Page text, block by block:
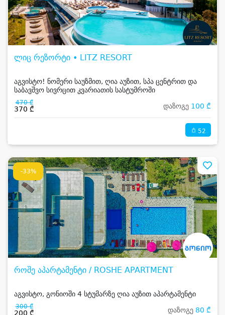
ლიც რეზორტი • LITZ RESORT
აგვისტო! ნომერი საუზმით, ღია აუზით, სპა ცენტრით და
საბავშვო სივრცით კვარიათის სასტუმროში
470 ₾
370 ₾ დაზოგე 100 ₾
52
-33%
როშე აპარტამენტი / ROSHE APARTMENT
აგვისტო, გონიოში 4 სტუმარზე ღია აუზით აპარტამენტი
300 ₾
200 ₾ დაზოგე 80 ₾